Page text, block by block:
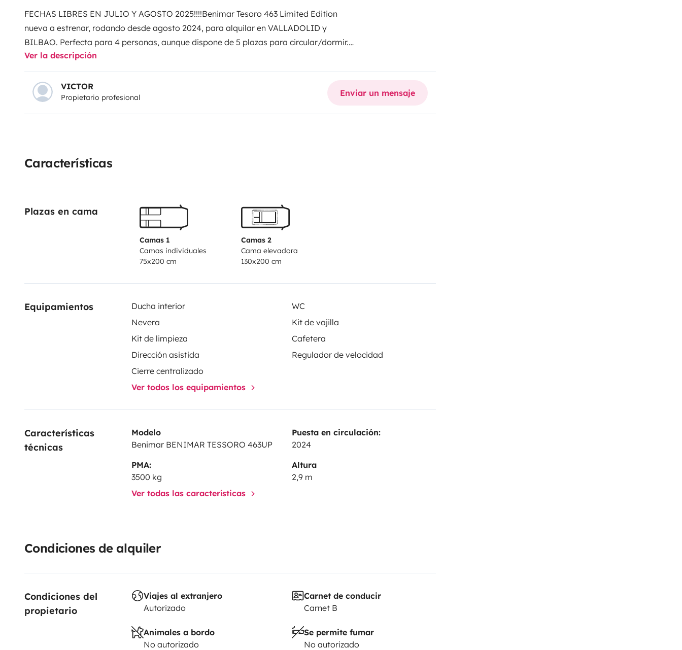
FECHAS LIBRES EN JULIO Y AGOSTO 2025!!!!Benimar Tesoro 463 Limited Edition
nueva a estrenar, rodando desde agosto 2024, para alquilar en VALLADOLID y
BILBAO. Perfecta para 4 personas, aunque dispone de 5 plazas para circular/dormir.
Cuenta con placa solar para una completa autonomía, frigorífico de amplia
capacidad, retrocámara para visión trasera y facilitar las maniobras. Oscurecedores
de cabina, radio DAB de 7''. Medidas de seguridad, con freno de emergencia, luces
automáticas y sensor de lluvia, asistente de mantenimiento en carril, reconocimiento
de señales y control de presión en neumáticos.
Ver la descripción
VICTOR
Propietario profesional Enviar un mensaje
Características
Plazas en cama
Camas 1
Camas individuales
75x200 cm
Camas 2
Cama elevadora
130x200 cm
Equipamientos Ducha interior
WC
Nevera
Kit de vajilla
Kit de limpieza
Cafetera
Dirección asistida
Regulador de velocidad
Cierre centralizado
Ver todos los equipamientos
Características
técnicas
Modelo
Benimar BENIMAR TESSORO 463UP
Puesta en circulación:
2024
PMA:
3500 kg
Altura
2,9 m
Ver todas las características
Condiciones de alquiler
Condiciones del
propietario
Viajes al extranjero
Autorizado
Carnet de conducir
Carnet B
Animales a bordo
No autorizado
Se permite fumar
No autorizado